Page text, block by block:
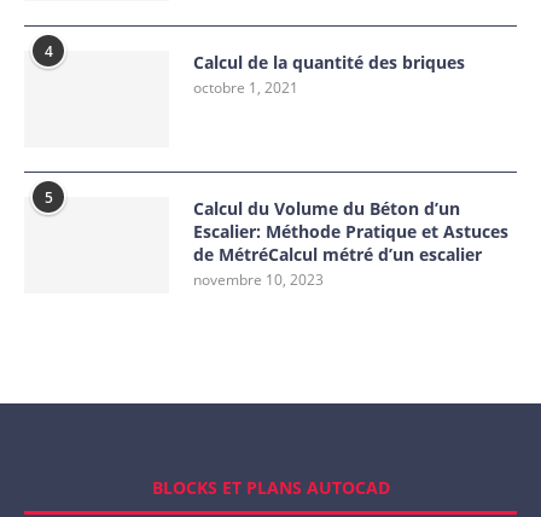
4 Calcul de la quantité des briques
octobre 1, 2021
5
Calcul du Volume du Béton d’un
Escalier: Méthode Pratique et Astuces
de MétréCalcul métré d’un escalier
novembre 10, 2023
BLOCKS ET PLANS AUTOCAD